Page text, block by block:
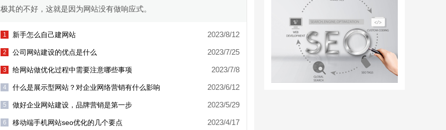
极其的不好，这就是因为网站没有做响应式。
2023/8/12
新手怎么自己建网站
2023/7/25
公司网站建设的优点是什么
2023/7/8
给网站做优化过程中需要注意哪些事项
2023/6/12
什么是展示型网站？对企业网络营销有什么影响
2023/5/29
做好企业网站建设，品牌营销是第一步
2023/4/17
移动端手机网站seo优化的几个要点